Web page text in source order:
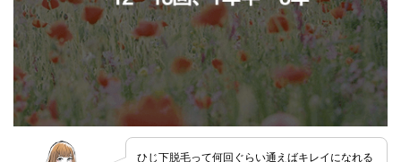
ひじ下脱毛って何回ぐらい通えばキレイになれる